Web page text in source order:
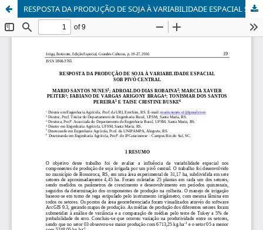
RESPOSTA DA PRODUÇÃO DE SOJA À VARIABILIDADE ESPACIAL SOB PIVÔ CENTRAL